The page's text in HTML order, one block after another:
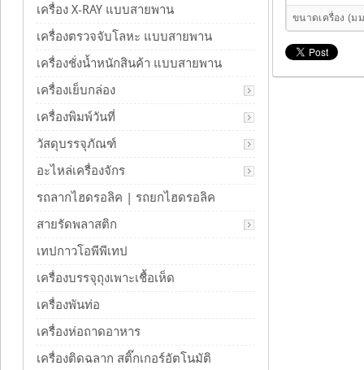
ขนาดเครื่อง (ม
เครื่อง X-RAY แบบสายพาน
เครื่องตรวจจับโลหะ แบบสายพาน
เครื่องชั่งน้ำหนักสินค้า แบบสายพาน
เครื่องเย็บกล่อง
เครื่องพิมพ์วันที่
วัสดุบรรจุภัณฑ์
อะไหล่เครื่องจักร
รถลากไฮดรอลิค | รถยกไฮดรอลิค
สายรัดพลาสติก
เทปกาวโอพีพีเทป
เครื่องบรรจุถุงเพาะเชื้อเห็ด
เครื่องพันท่อ
เครื่องห่อถาดอาหาร
เครื่องติดฉลาก สติ๊กเกอร์อัตโนมัติ